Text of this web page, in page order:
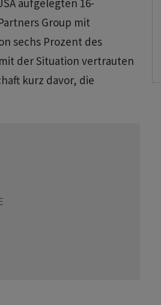
​aufgelegten 16-
Group mit
sechs ⁠Prozent des
‌der Situation vertrauten
kurz davor, die